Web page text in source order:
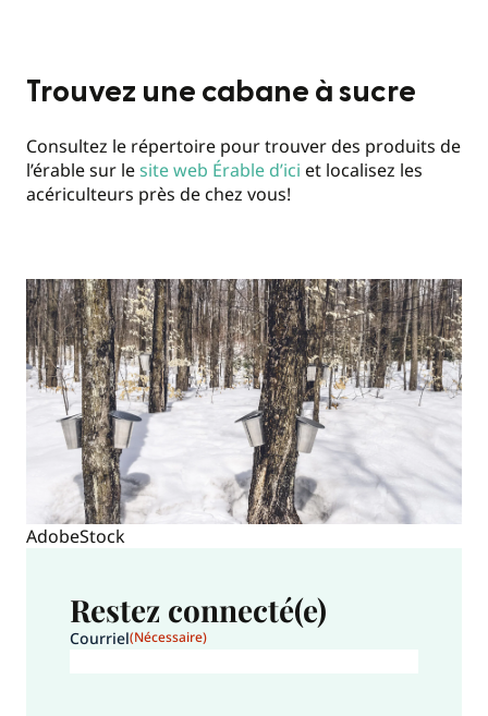
Trouvez une cabane à sucre
Consultez le répertoire pour trouver des produits de
l’érable sur lesite web Érable d’ici et localisez les
acériculteurs près de chez vous!
AdobeStock
Restez connecté(e)
Courriel(Nécessaire)